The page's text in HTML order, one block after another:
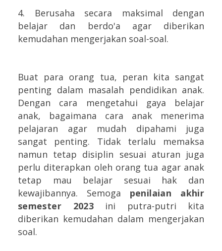
4. Berusaha secara maksimal dengan
belajar dan berdo'a agar diberikan
kemudahan mengerjakan soal-soal.
Buat para orang tua, peran kita sangat
penting dalam masalah pendidikan anak.
Dengan cara mengetahui gaya belajar
anak, bagaimana cara anak menerima
pelajaran agar mudah dipahami juga
sangat penting. Tidak terlalu memaksa
namun tetap disiplin sesuai aturan juga
perlu diterapkan oleh orang tua agar anak
tetap mau belajar sesuai hak dan
kewajibannya. Semoga penilaian akhir
semester 2023 ini putra-putri kita
diberikan kemudahan dalam mengerjakan
soal.